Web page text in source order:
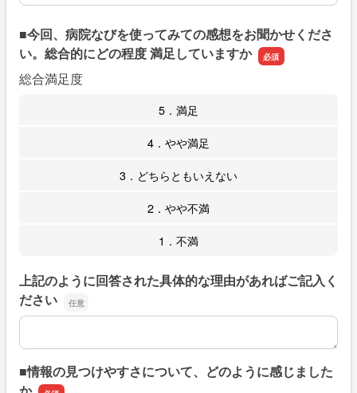
■今回、病院なびを使ってみての感想をお聞かせくださ
い。総合的にどの程度 満足していますか
総合満足度
5．満足
4．やや満足
3．どちらともいえない
2．やや不満
1．不満
上記のように回答された具体的な理由があればご記入く
ださい
上記のように回答された具体的な理由があればご記入くだ
■情報の見つけやすさについて、どのように感じました